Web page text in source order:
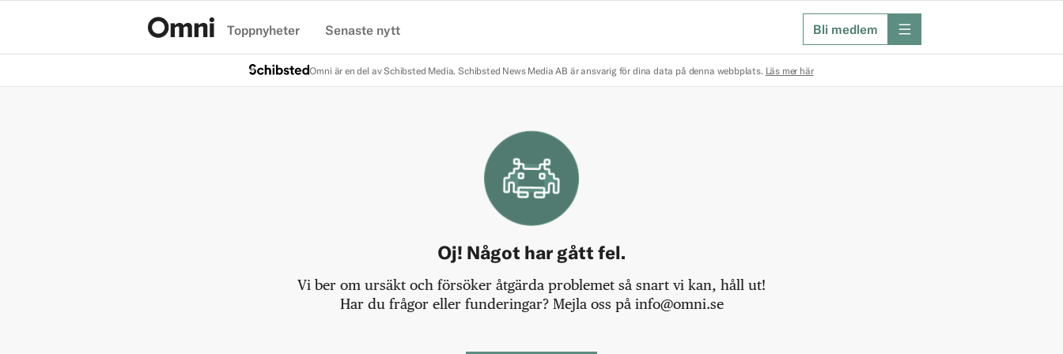
Toppnyheter Senaste nytt Bli medlem meny
Omni är en del av Schibsted Media. Schibsted News Media AB är ansvarig för dina data på denna webbplats. Läs mer här
Oj! Något har gått fel.
Vi ber om ursäkt och försöker åtgärda problemet så snart vi kan, håll ut!
Har du frågor eller funderingar? Mejla oss på info@omni.se